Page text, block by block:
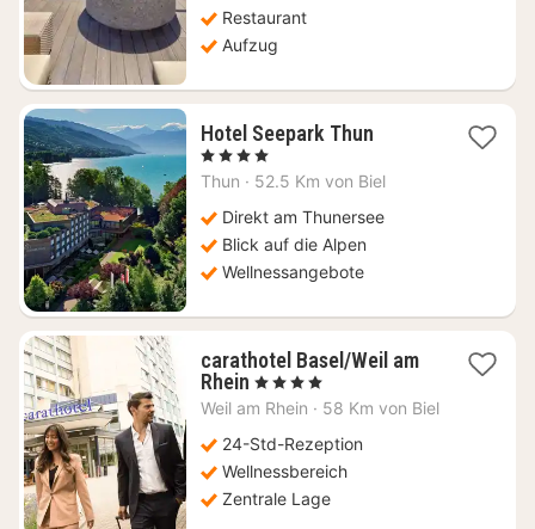
Restaurant
Aufzug
Hotel Seepark Thun1
ab
€
, 4 Sterne
Thun · 52.5 Km von Biel
Direkt am Thunersee
Blick auf die Alpen
Wellnessangebote
carathotel Basel/Weil am
Rhein 1
Nacht
90,24
€
, 4 Sterne
Weil am Rhein · 58 Km von Biel
24-Std-Rezeption
Wellnessbereich
Zentrale Lage